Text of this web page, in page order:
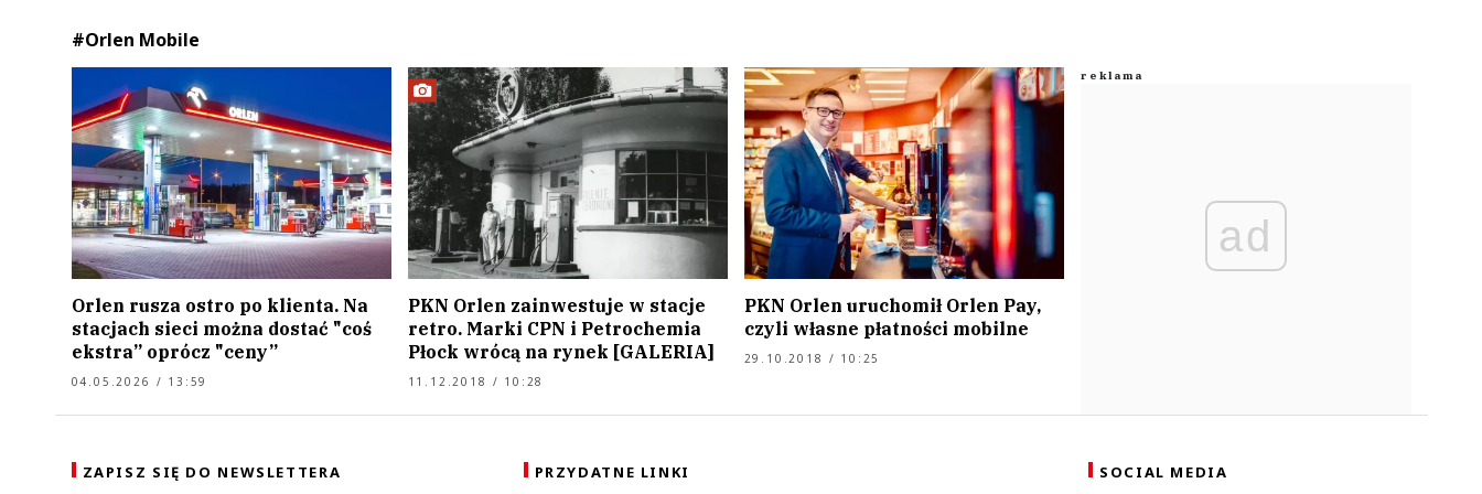
#Orlen Mobile
Orlen rusza ostro po klienta. Na
stacjach sieci można dostać "coś
ekstra” oprócz "ceny”
04.05.2026 / 13:59
PKN Orlen zainwestuje w stacje
retro. Marki CPN i Petrochemia
Płock wrócą na rynek [GALERIA]
11.12.2018 / 10:28
PKN Orlen uruchomił Orlen Pay,
czyli własne płatności mobilne
29.10.2018 / 10:25
ad
ZAPISZ SIĘ DO NEWSLETTERA PRZYDATNE LINKI SOCIAL MEDIA